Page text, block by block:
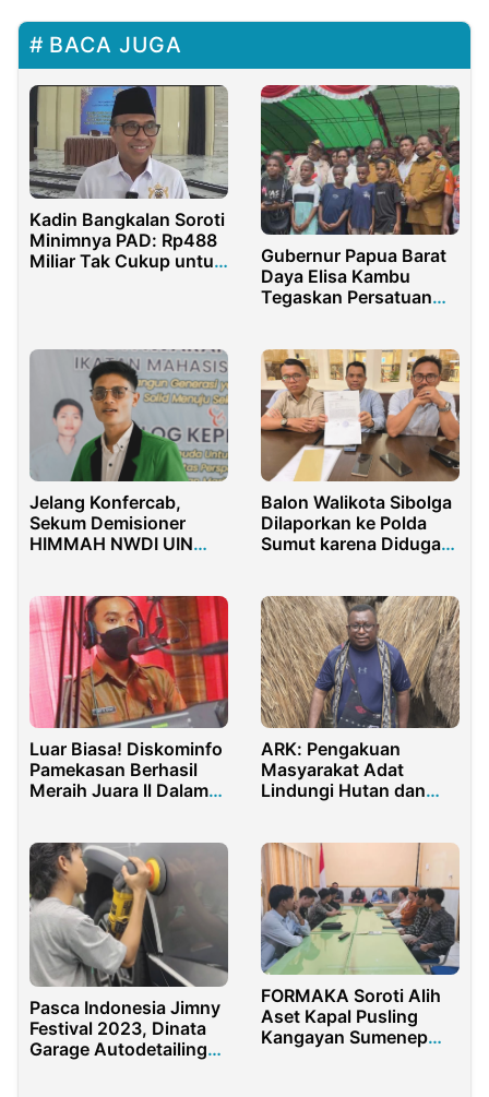
BACA JUGA
Kadin Bangkalan Soroti
Minimnya PAD: Rp488
Miliar Tak Cukup untuk
Gubernur Papua Barat
Daya Elisa Kambu
Tegaskan Persatuan
Syukuran Pelantikan
Jelang Konfercab,
Sekum Demisioner
HIMMAH NWDI UIN
Balon Walikota Sibolga
Dilaporkan ke Polda
Sumut karena Diduga
Sulawesi
Luar Biasa! Diskominfo
Pamekasan Berhasil
Meraih Juara ll Dalam
ARK: Pengakuan
Masyarakat Adat
Lindungi Hutan dan
Pasca Indonesia Jimny
Festival 2023, Dinata
Garage Autodetailing
FORMAKA Soroti Alih
Aset Kapal Pusling
Kangayan Sumenep